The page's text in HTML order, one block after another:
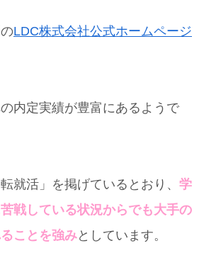
LDC株式会社公式ホームページ
内定実績が豊富にあるようで
就活」を掲げているとおり、 学
戦している状況からでも大手の
ことを強みとしています。